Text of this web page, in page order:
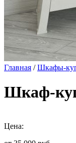
Главная /Шкафы-
Шкаф-
Цена: